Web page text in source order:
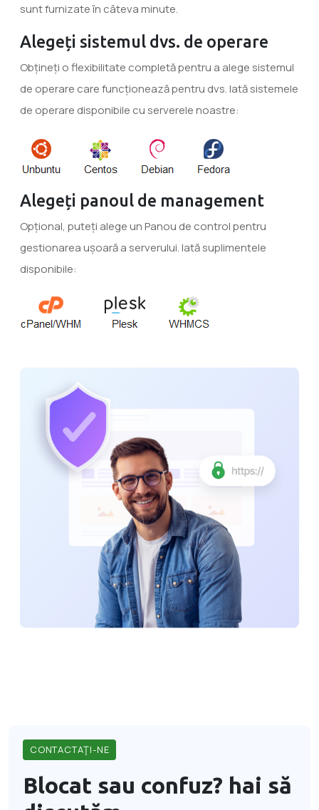
sunt furnizate în câteva minute.
Alegeți sistemul dvs. de operare
Obțineți o flexibilitate completă pentru a alege sistemul
de operare care funcționează pentru dvs. Iată sistemele
de operare disponibile cu serverele noastre:
Alegeți panoul de management
Opțional, puteți alege un Panou de control pentru
gestionarea ușoară a serverului. Iată suplimentele
disponibile:
CONTACTAŢI-NE
Blocat sau confuz? hai să